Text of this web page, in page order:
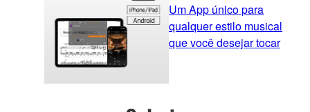
Um App único para
qualquer estilo musical
que você desejar tocar